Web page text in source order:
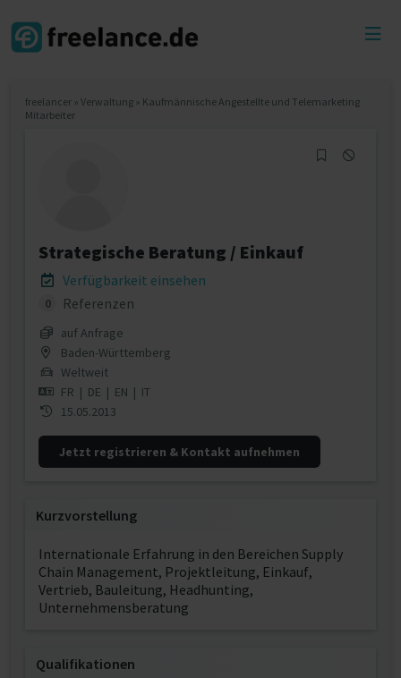
freelancer » Verwaltung » Kaufmännische Angestellte und Telemarketing
Mitarbeiter
Strategische Beratung / Einkauf
Verfügbarkeit einsehen
0 Referenzen
auf Anfrage
Baden-Württemberg
Weltweit
FR | DE | EN | IT
15.05.2013
Jetzt registrieren & Kontakt aufnehmen
Kurzvorstellung
Internationale Erfahrung in den Bereichen Supply
Chain Management, Projektleitung, Einkauf,
Vertrieb, Bauleitung, Headhunting,
Unternehmensberatung
Qualifikationen